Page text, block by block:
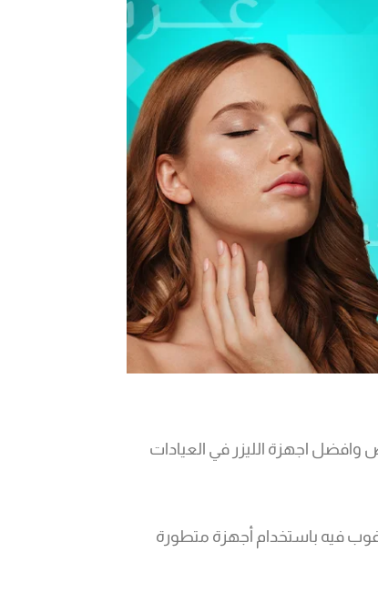
وافضل اجهزة الليزر في العيادات
فيه باستخدام أجهزة متطورة